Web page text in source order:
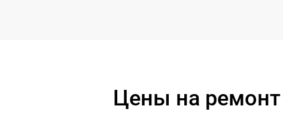
Цены на ремонт